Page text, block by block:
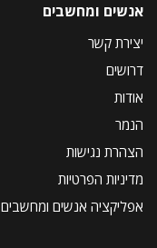
אנשים ומחשבים
יצירת קשר
דרושים
אודות
הנמר
הצהרת נגישות
מדיניות הפרטיות
אפליקציה אנשים ומחשבים